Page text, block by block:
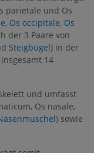
parietale und Os
, Os occipitale, Os
der 3 Paare von
Steigbügel) in der
14
und umfasst
Os nasale,
) sowie